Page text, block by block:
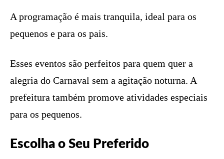
A programação é mais tranquila, ideal para os
pequenos e para os pais.
Esses eventos são perfeitos para quem quer a
alegria do Carnaval sem a agitação noturna. A
prefeitura também promove atividades especiais
para os pequenos.
Escolha o Seu Preferido